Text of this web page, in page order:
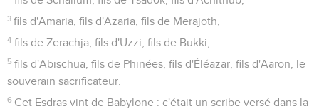
3 fils d'Amaria, fils d'Azaria, fils de Merajoth,
4 fils de Zerachja, fils d'Uzzi, fils de Bukki,
5 fils d'Abischua, fils de Phinées, fils d'Éléazar, fils d'Aaron, le
souverain sacrificateur.
6 Cet Esdras vint de Babylone : c'était un scribe versé dans la